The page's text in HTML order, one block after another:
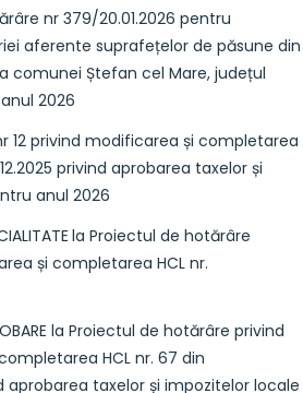
nr 379/20.01.2026 pentru
aferente suprafețelor de păsune din
comunei Ștefan cel Mare, județul
2026
12 privind modificarea și completarea
privind aprobarea taxelor și
anul 2026
la Proiectul de hotărâre
și completarea HCL nr.
la Proiectul de hotărâre privind
HCL nr. 67 din
aprobarea taxelor și impozitelor locale